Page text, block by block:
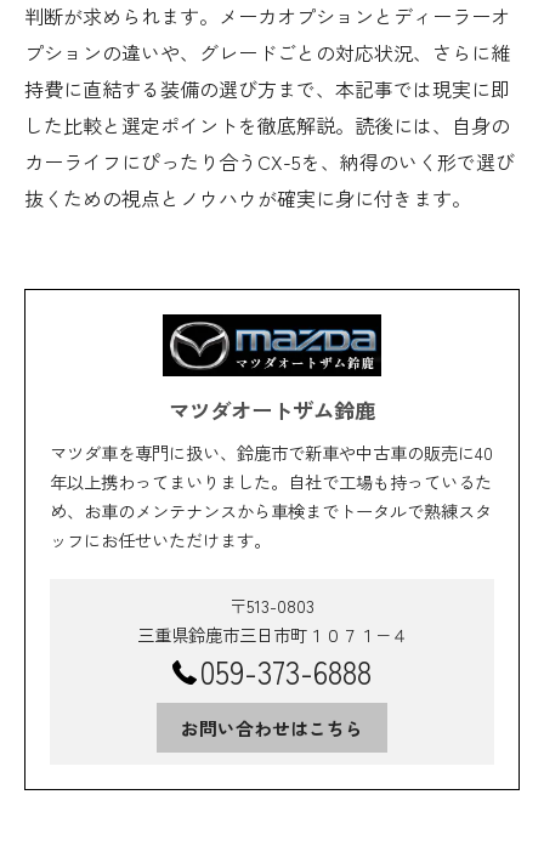
判断が求められます。メーカオプションとディーラーオ
プションの違いや、グレードごとの対応状況、さらに維
持費に直結する装備の選び方まで、本記事では現実に即
した比較と選定ポイントを徹底解説。読後には、自身の
カーライフにぴったり合うCX-5を、納得のいく形で選び
抜くための視点とノウハウが確実に身に付きます。
マツダオートザム鈴鹿
マツダ車を専門に扱い、鈴鹿市で新車や中古車の販売に40
年以上携わってまいりました。自社で工場も持っているた
め、お車のメンテナンスから車検までトータルで熟練スタ
ッフにお任せいただけます。
〒513-0803
三重県鈴鹿市三日市町１０７１−４
059-373-6888
お問い合わせはこちら